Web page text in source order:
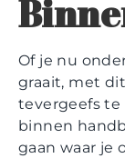
Of je nu
graait, met
tevergeefs te
binnen
gaan waar je